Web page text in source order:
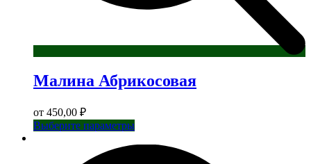
Малина Абрикосовая
от 450,00 ₽
Выберите параметрыЭтот